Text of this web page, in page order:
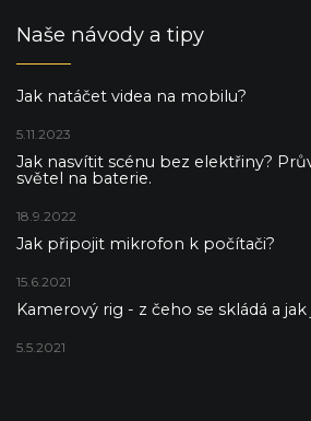
Naše návody a tipy
Jak natáčet videa na mobilu?
5.11.2023
Jak nasvítit scénu bez elektřiny?
světel na baterie.
18.9.2022
Jak připojit mikrofon k počítači?
15.6.2021
Kamerový rig - z čeho se skládá a jak
5.5.2021